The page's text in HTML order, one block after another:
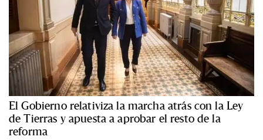
El Gobierno relativiza la marcha atrás con la Ley
de Tierras y apuesta a aprobar el resto de la
reforma